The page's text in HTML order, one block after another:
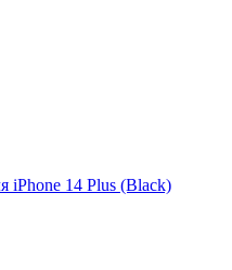
iPhone 14 Plus (Black)